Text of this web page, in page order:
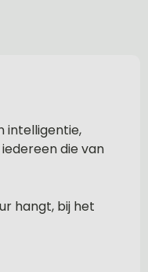
intelligentie,
die van
hangt, bij het